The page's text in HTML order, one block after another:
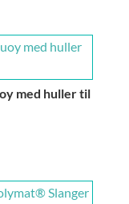
med huller til